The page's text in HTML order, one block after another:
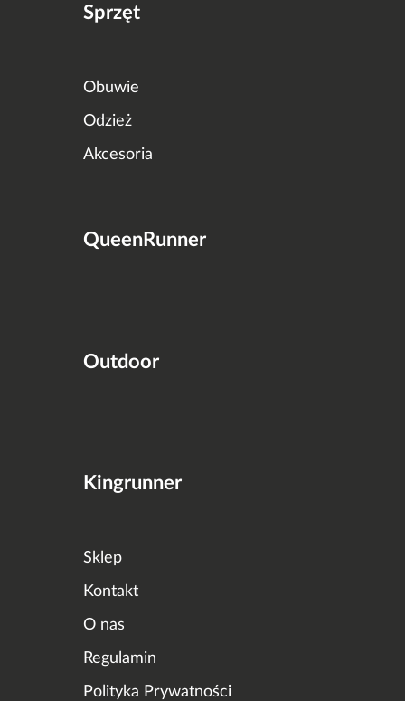
Sprzęt
Obuwie
Odzież
Akcesoria
QueenRunner
Outdoor
Kingrunner
Sklep
Kontakt
O nas
Regulamin
Polityka Prywatności